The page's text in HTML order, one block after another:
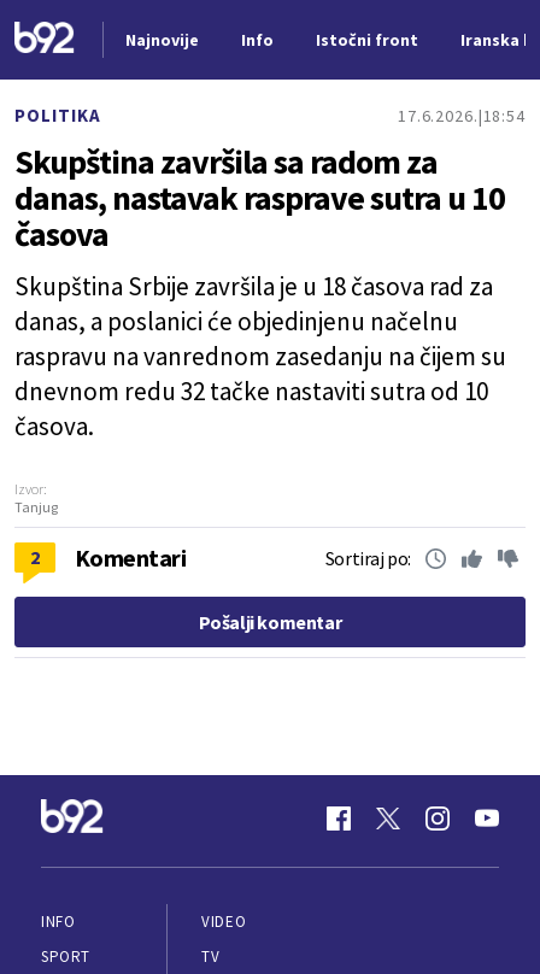
Najnovije Info Istočni front Iranska
POLITIKA 17.6.2026. 18:54
Skupština završila sa radom za
danas, nastavak rasprave sutra u 10
časova
Skupština Srbije završila je u 18 časova rad za
danas, a poslanici će objedinjenu načelnu
raspravu na vanrednom zasedanju na čijem su
dnevnom redu 32 tačke nastaviti sutra od 10
časova.
Izvor:
Tanjug
2 Komentari Sortiraj po:
Pošalji komentar
INFO
SPORT
VIDEO
TV